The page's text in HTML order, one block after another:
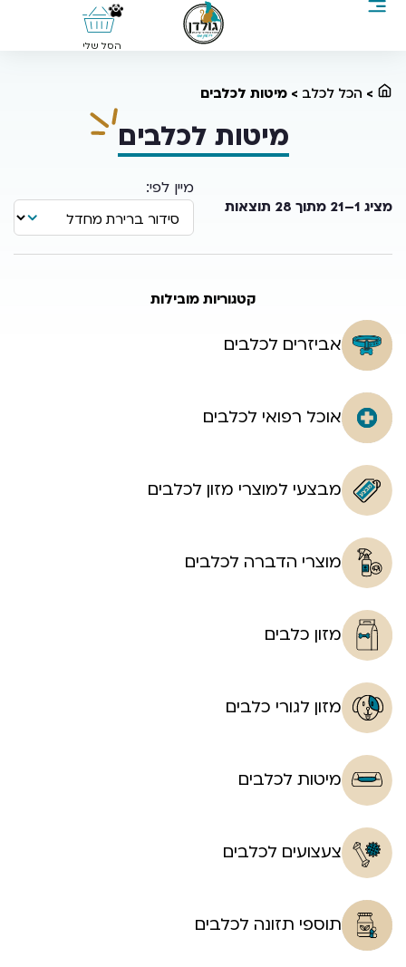
0
הסל שלי
> הכל לכלב > מיטות לכלבים
מיטות לכלבים
מציג 1–21 מתוך 28 תוצאות
קטגוריות מובילות
אביזרים לכלבים
אוכל רפואי לכלבים
מבצעי למוצרי מזון לכלבים
מוצרי הדברה לכלבים
מזון כלבים
מזון לגורי כלבים
מיטות לכלבים
צעצועים לכלבים
תוספי תזונה לכלבים